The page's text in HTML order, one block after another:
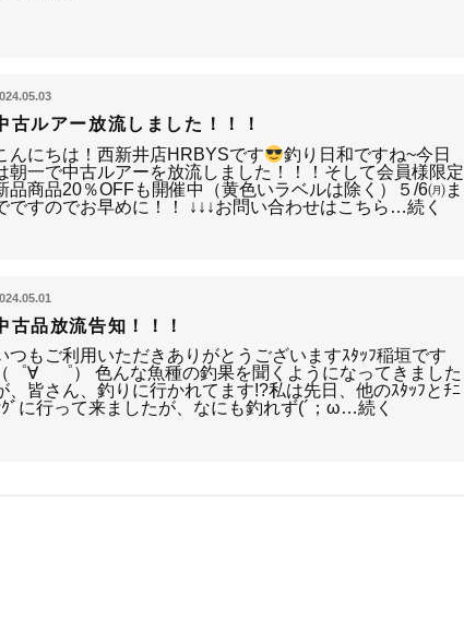
古ルアー放流しました！！！
んにちは！西新井店HRBYSです
釣り日和ですね~今日
朝一で中古ルアーを放流しました！！！そして会員様限定
品商品20％OFFも開催中（黄色いラベルは除く）５/6㈪ま
ですのでお早めに！！ ↓↓↓お問い合わせはこちら…続く
古品放流告知！！！
つもご利用いただきありがとうございますｽﾀｯﾌ稲垣です
（゜∀ ゜） 色んな魚種の釣果を聞くようになってきました
、皆さん、釣りに行かれてます!?私は先日、他のｽﾀｯﾌとﾁﾆ
ｸﾞに行って来ましたが、なにも釣れず(´；ω…続く